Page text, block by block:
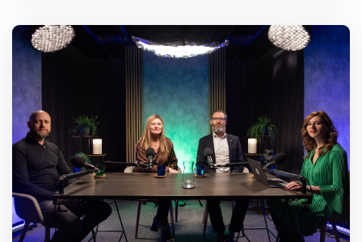
na dlouhodobě identifikovaný strukturální problém,
kterému čelí české a evropské inovativní firmy:
systematický tlak k přesunu sídla mimo EU […]